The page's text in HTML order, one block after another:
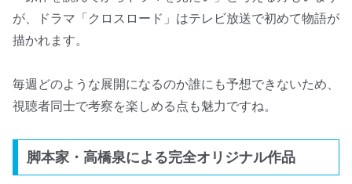
が、ドラマ「クロスロード」はテレビ放送で初めて物語が
描かれます。
毎週どのような展開になるのか誰にも予想できないため、
視聴者同士で考察を楽しめる点も魅力ですね。
脚本家・高橋泉による完全オリジナル作品